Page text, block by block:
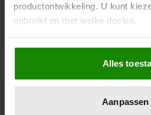
productontwikkeling. U kunt
gebruikt en met welke doelen.
Als u het toestaat, willen we ook
Informatie verzamelen
locatie, die tot een paar
scannen op specifieke
Alles
Aanpassen